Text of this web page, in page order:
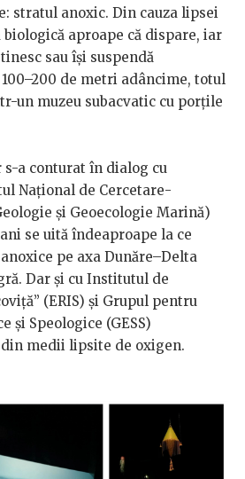
stratul anoxic. Din cauza lipsei
aproape că dispare, iar
sau își suspendă
de metri adâncime, totul
un muzeu subacvatic cu porțile
a conturat în dialog cu
Național de Cercetare-
și Geoecologie Marină)
se uită îndeaproape la ce
pe axa Dunăre–Delta
Dar și cu Institutul de
(ERIS) și Grupul pentru
și Speologice (GESS)
medii lipsite de oxigen.